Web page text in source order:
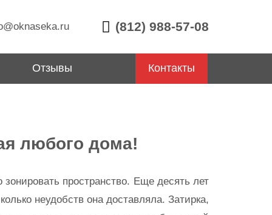
(812) 988-57-08
Отзывы Контакты
любого дома!
пространство. Еще десять лет
неудобств она доставляла. Затирка,